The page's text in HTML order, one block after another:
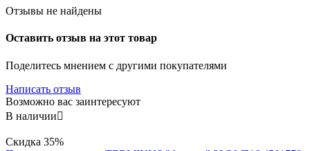
Отзывы не найдены
Оставить отзыв на этот товар
Поделитесь мнением с другими покупателями
Написать отзыв
Возможно вас заинтересуют
В наличии
Скидка 35%